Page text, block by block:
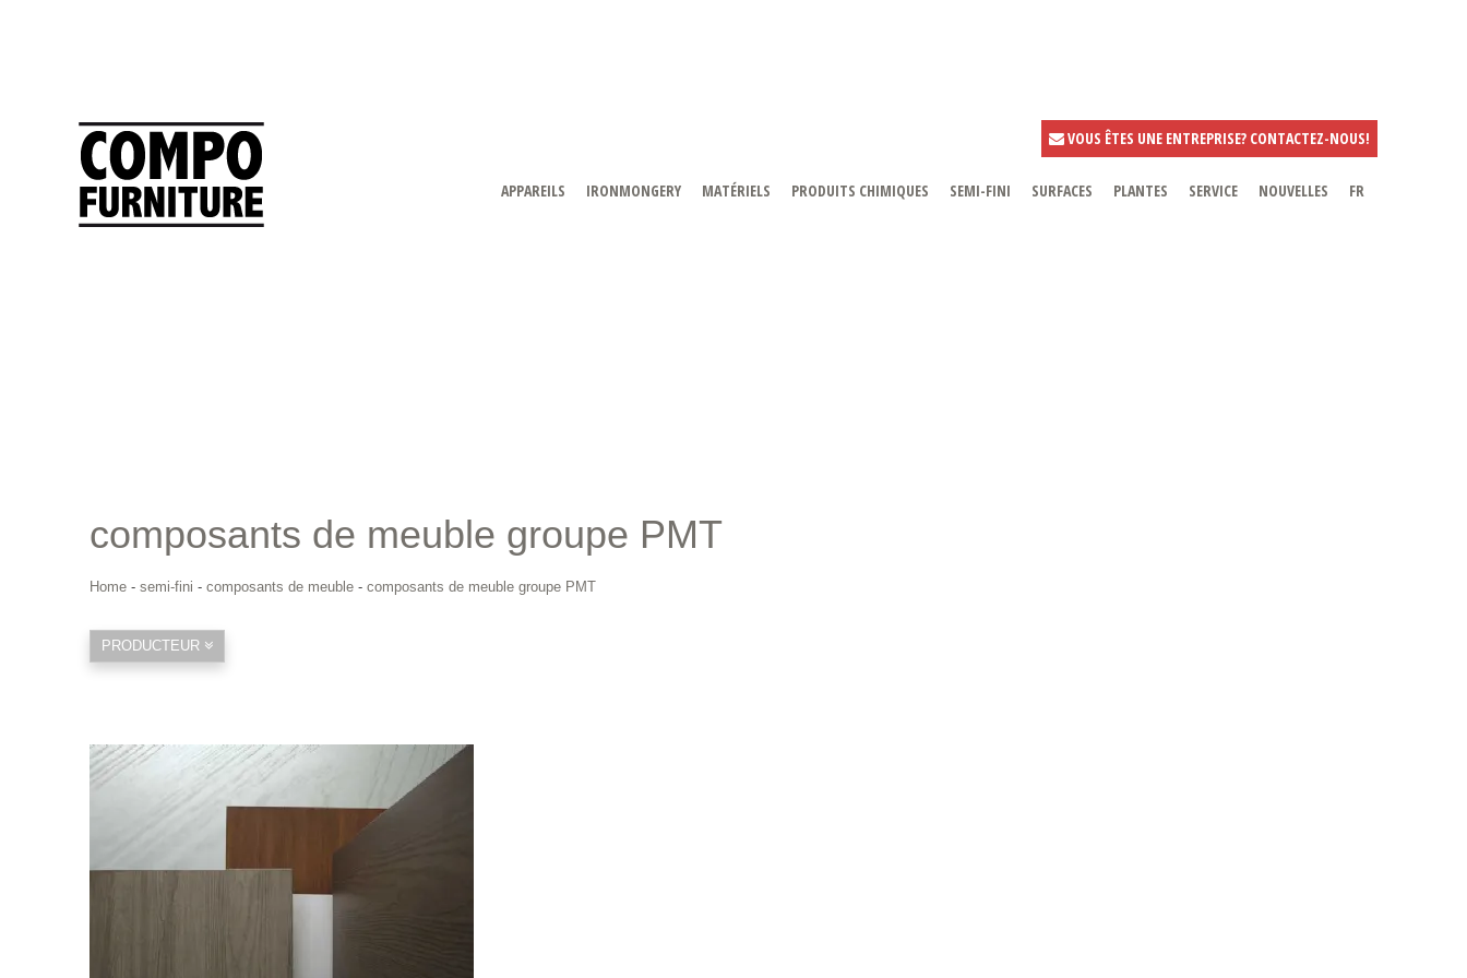
VOUS ÊTES UNE ENTREPRISE? CONTACTEZ-NOUS!
APPAREILS IRONMONGERY MATÉRIELS PRODUITS CHIMIQUES SEMI-FINI SURFACES PLANTES SERVICE NOUVELLES FR
composants de meuble groupe PMT
Home - semi-fini - composants de meuble - composants de meuble groupe PMT
PRODUCTEUR